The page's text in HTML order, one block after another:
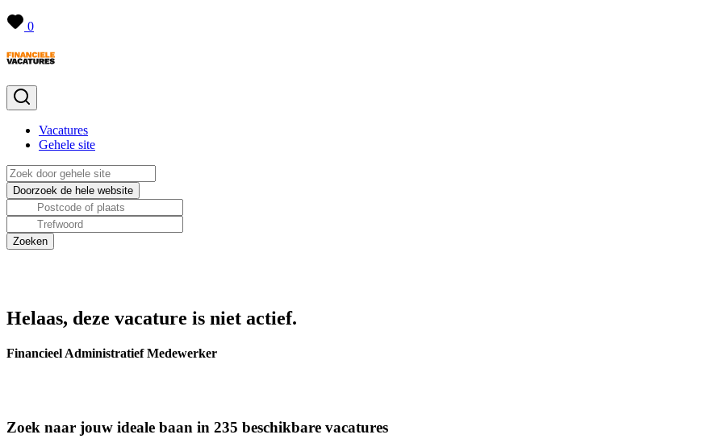
0
Vacatures
Gehele site
Helaas, deze vacature is niet actief.
Financieel Administratief Medewerker
Zoek naar jouw ideale baan in 235 beschikbare vacatures